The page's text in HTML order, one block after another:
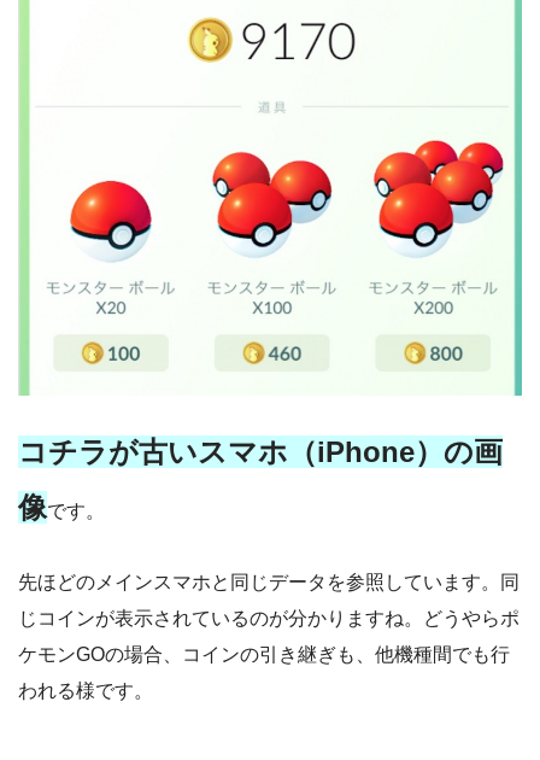
コチラが古いスマホ（iPhone）の画
像です。
先ほどのメインスマホと同じデータを参照しています。同
じコインが表示されているのが分かりますね。どうやらポ
ケモンGOの場合、コインの引き継ぎも、他機種間でも行
われる様です。